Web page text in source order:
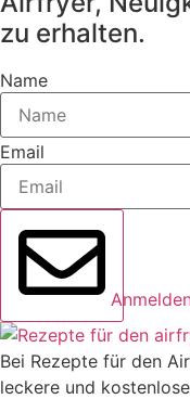
zu erhalten.
Name
Email
Bei Rezepte für den
leckere und